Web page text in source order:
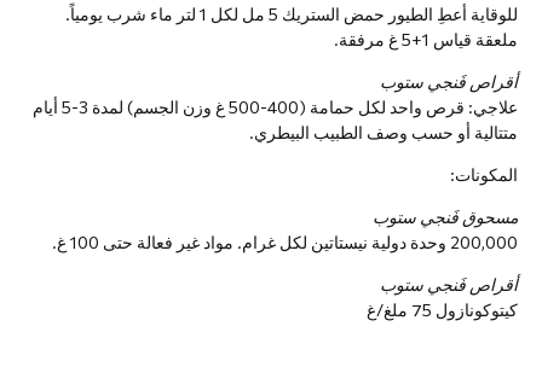
للوقاية أعطِ الطيور حمض الستريك 5 مل لكل 1 لتر ماء شرب يومياً.
ملعقة قياس 1+5 غ مرفقة.
أقراص فَنجي ستوب
علاجي: قرص واحد لكل حمامة (400-500 غ وزن الجسم) لمدة 3-5 أيام
متتالية أو حسب وصف الطبيب البيطري.
المكونات:
مسحوق فَنجي ستوب
200,000 وحدة دولية نيستاتين لكل غرام. مواد غير فعالة حتى 100 غ.
أقراص فَنجي ستوب
كيتوكونازول 75 ملغ/غ